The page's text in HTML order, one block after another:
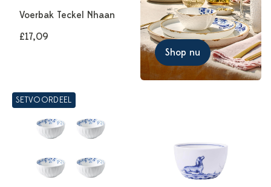
Voerbak Teckel Nhaan
£17,09
Shop nu
SETVOORDEEL